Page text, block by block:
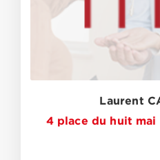
Laurent
4 place du huit